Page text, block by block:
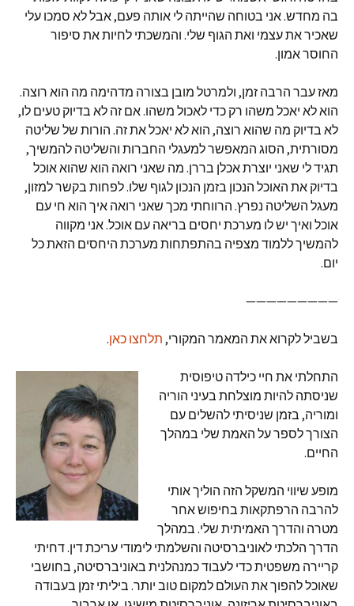
בה מחדש. אני בטוחה שהייתה לי אותה פעם, אבל לא סמכו עלי
שאכיר את עצמי ואת הגוף שלי. והמשכתי לחיות את סיפור
החוסר אמון.
מאז עבר הרבה זמן, ולמרטל מובן בצורה מדהימה מה הוא רוצה.
הוא לא יאכל משהו רק כדי לאכול משהו. אם זה לא בדיוק טעים לו,
לא בדיוק מה שהוא רוצה, הוא לא יאכל את זה. הורות של שליטה
מסורתית, הסוג המאפשר למעגלי החברות והשליטה להמשיך,
תגיד לי שאני יוצרת אכלן בררן. מה שאני רואה הוא שהוא אוכל
בדיוק את האוכל הנכון בזמן הנכון לגוף שלו. לפחות בקשר למזון,
מעגל השליטה נפרץ. הרווחתי מכך שאני רואה איך הוא חי עם
אוכל ואיך יש לו מערכת יחסים בריאה עם אוכל. אני מקווה
להמשיך ללמוד מצפיה בהתפתחות מערכת היחסים הזאת כל
יום.
—————————
בשביל לקרוא את המאמר המקורי, תלחצו כאן.
התחלתי את חיי כילדה טיפוסית
שניסתה להיות מוצלחת בעיני הוריה
ומוריה, בזמן שניסיתי להשלים עם
הצורך לספר על האמת שלי במהלך
החיים.
מופע שיווי המשקל הזה הוליך אותי
להרבה הרפתקאות בחיפוש אחר
מטרה והדרך האמיתית שלי. במהלך
הדרך הלכתי לאוניברסיטה והשלמתי לימודי עריכת דין. דחיתי
קריירה משפטית כדי לעבוד כמנהלנית באוניברסיטה, בחושבי
שאוכל להפוך את העולם למקום טוב יותר. ביליתי זמן בעבודה